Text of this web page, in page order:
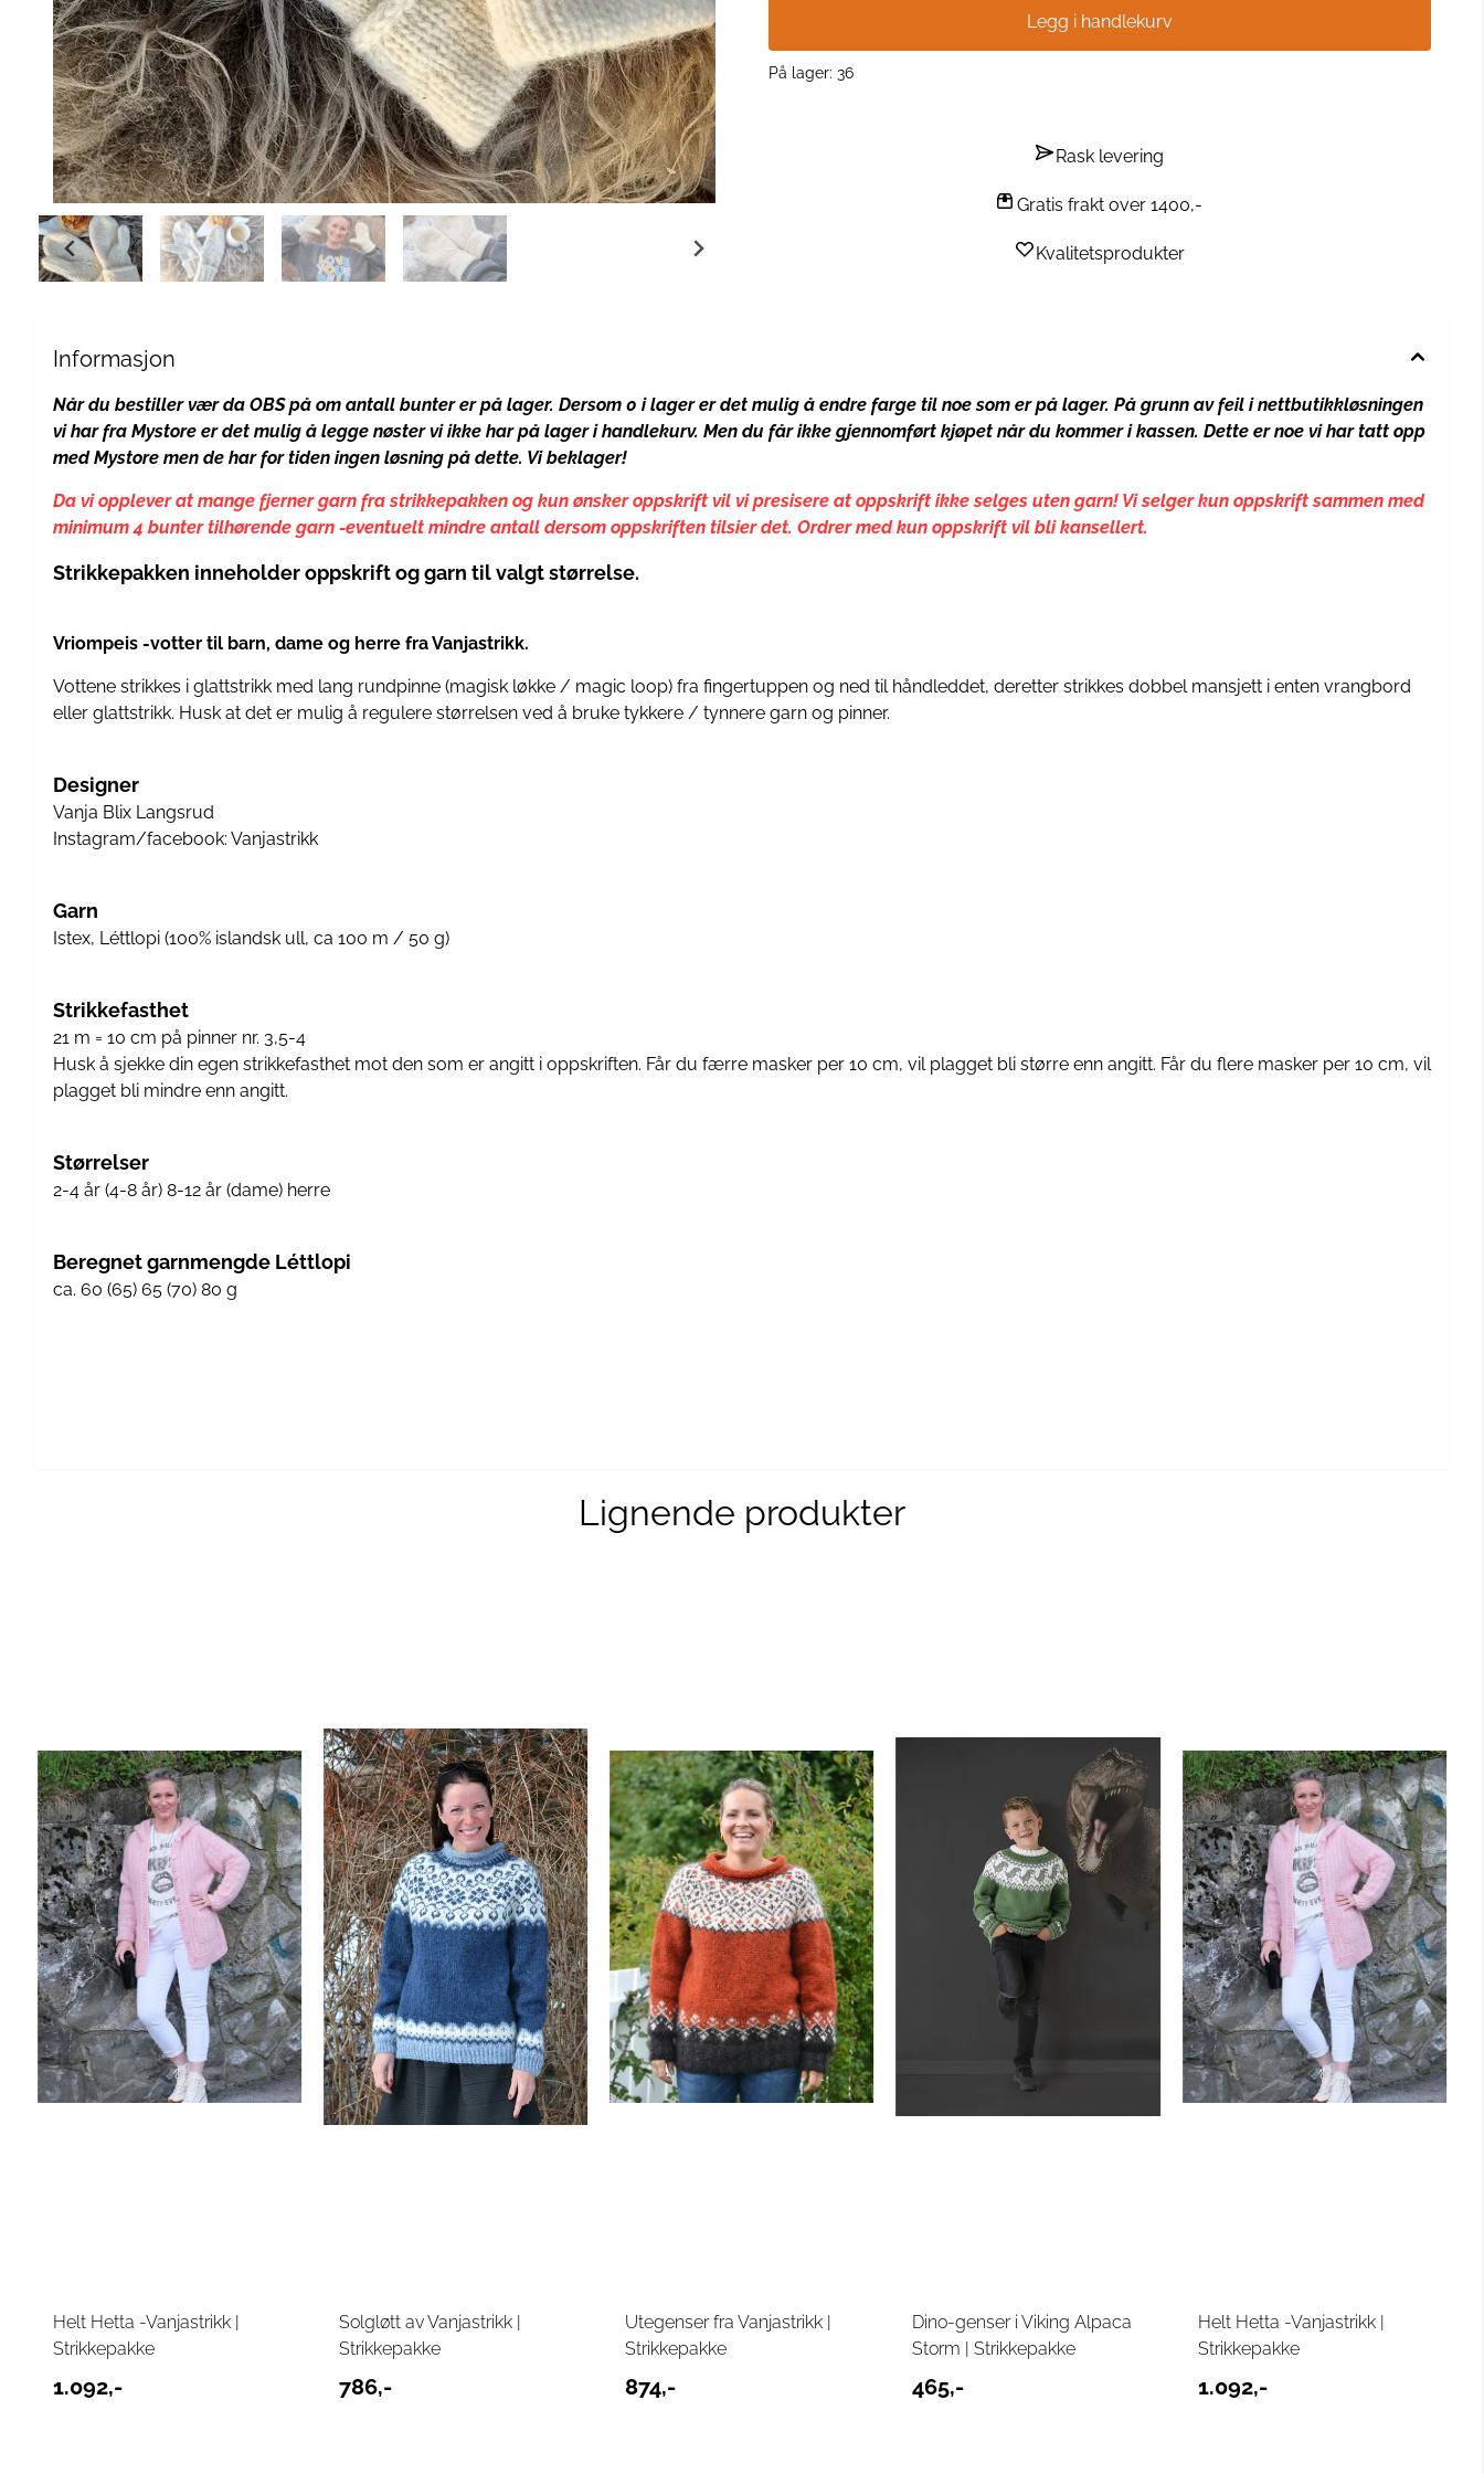
Legg i handlekurv
På lager: 36
Rask levering
Gratis frakt over 1400,-
Kvalitetsprodukter
Informasjon
Når du bestiller vær da OBS på om antall bunter er på lager. Dersom 0 i lager er det mulig å endre farge til noe som er på lager. På grunn av feil i nettbutikkløsningen
vi har fra Mystore er det mulig å legge nøster vi ikke har på lager i handlekurv. Men du får ikke gjennomført kjøpet når du kommer i kassen. Dette er noe vi har tatt opp
med Mystore men de har for tiden ingen løsning på dette. Vi beklager!
Da vi opplever at mange fjerner garn fra strikkepakken og kun ønsker oppskrift vil vi presisere at oppskrift ikke selges uten garn! Vi selger kun oppskrift sammen med
minimum 4 bunter tilhørende garn -eventuelt mindre antall dersom oppskriften tilsier det. Ordrer med kun oppskrift vil bli kansellert.
Strikkepakken inneholder oppskrift og garn til valgt størrelse.
Vriompeis -votter til barn, dame og herre fra Vanjastrikk.
Vottene strikkes i glattstrikk med lang rundpinne (magisk løkke / magic loop) fra fingertuppen og ned til håndleddet, deretter strikkes dobbel mansjett i enten vrangbord
eller glattstrikk. Husk at det er mulig å regulere størrelsen ved å bruke tykkere / tynnere garn og pinner.
Designer
Vanja Blix Langsrud
Instagram/facebook: Vanjastrikk
Garn
Istex, Léttlopi (100% islandsk ull, ca 100 m / 50 g)
Strikkefasthet
21 m = 10 cm på pinner nr. 3,5-4
Husk å sjekke din egen strikkefasthet mot den som er angitt i oppskriften. Får du færre masker per 10 cm, vil plagget bli større enn angitt. Får du flere masker per 10 cm, vil
plagget bli mindre enn angitt.
Størrelser
2-4 år (4-8 år) 8-12 år (dame) herre
Beregnet garnmengde Léttlopi
ca. 60 (65) 65 (70) 80 g
Lignende produkter
Helt Hetta -Vanjastrikk |
Strikkepakke
1.092,-
Solgløtt av Vanjastrikk |
Strikkepakke
786,-
Utegenser fra Vanjastrikk |
Strikkepakke
874,-
Dino-genser i Viking Alpaca
Storm | Strikkepakke
465,-
Helt Hetta -Vanjastrikk |
Strikkepakke
1.092,-